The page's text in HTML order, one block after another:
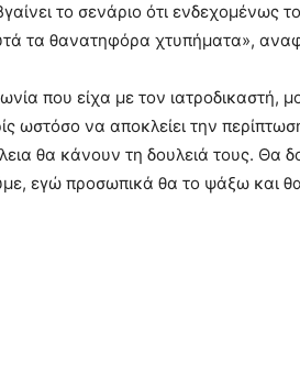
το σενάριο ότι ενδεχομένως
τα θανατηφόρα χτυπήματα»,
που είχα με τον ιατροδικαστή,
ωστόσο να αποκλείει την
θα κάνουν τη δουλειά τους. Θα
εγώ προσωπικά θα το ψάξω και